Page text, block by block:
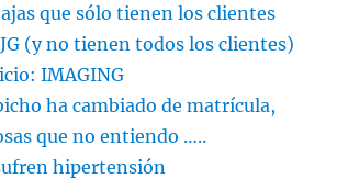
que sólo tienen los clientes
(y no tienen todos los clientes)
IMAGING
ha cambiado de matrícula,
que no entiendo …..
hipertensión